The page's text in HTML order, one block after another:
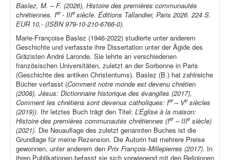
Baslez, M. – F. (2026), Histoire des premières communautés
chrétiennes. Ier- IIIe siècle. Éditions Tallandier, Paris 2026. 224 S.
EUR 10,- (ISBN 979-10-210-6766-0).
Marie-Françoise Baslez (1946-2022) studierte unter anderem
Geschichte und verfasste ihre Dissertation unter der Ägide des
Gräzisten André Laronde. Sie lehrte an verschiedenen
französischen Universitäten, zuletzt an der Sorbonne in Paris
(Geschichte des antiken Christentums). Baslez (B.) hat zahlreiche
Bücher verfasst (Comment notre monde est devenu chrétien
(2008), Jésus: Dictionnaire historique des évangiles (2017),
Comment les chrétiens sont devenus catholiques: Ier– Ve siècles
(2019)). Ihr letztes Buch trägt den Titel: L’Église à la maison:
Histoire des premières communautés chrétiennes (Ier– IIIe siècle)
(2021). Die Neuauflage des zuletzt genannten Buches ist die
Grundlage für meine Rezension. Die Autorin hat mehrere Preise
gewonnen, unter anderem den Prix François-Millepierres (2017). In
ihren Publikationen befasst sie sich vorwiegend mit den Religionen